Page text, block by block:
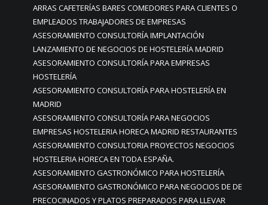
ARRAS CAFETERÍAS BARES COMEDORES PARA CLIENTES O
EMPLEADOS TRABAJADORES DE EMPRESAS
ASESORAMIENTO CONSULTORÍA IMPLANTACIÓN
LANZAMIENTO DE NEGOCIOS DE HOSTELERÍA MADRID
ASESORAMIENTO CONSULTORÍA PARA EMPRESAS
HOSTELERÍA
ASESORAMIENTO CONSULTORÍA PARA HOSTELERÍA EN
MADRID
ASESORAMIENTO CONSULTORÍA PARA NEGOCIOS
EMPRESAS HOSTELERIA HORECA MADRID RESTAURANTES
ASESORAMIENTO CONSULTORIA PROYECTOS NEGOCIOS
HOSTELERIA HORECA EN TODA ESPAÑA.
ASESORAMIENTO GASTRONÓMICO PARA HOSTELERÍA
ASESORAMIENTO GASTRONÓMICO PARA NEGOCIOS DE DE
PRECOCINADOS Y PLATOS PREPARADOS PARA LLEVAR